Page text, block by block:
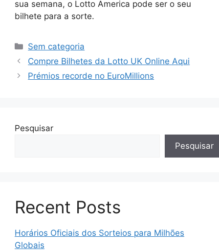
sua semana, o Lotto America pode ser o seu
bilhete para a sorte.
Categorias
Sem categoria
Compre Bilhetes da Lotto UK Online Aqui
Prémios recorde no EuroMillions
Pesquisar
Pesquisar
Recent Posts
Horários Oficiais dos Sorteios para Milhões
Globais